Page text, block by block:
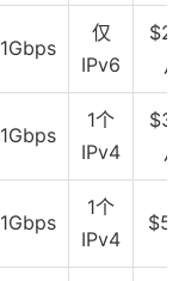
361.805
1Gbps
仅
IPv6
月
1Gbps
1个
IPv4
月
1Gbps
1个
IPv4
$5/